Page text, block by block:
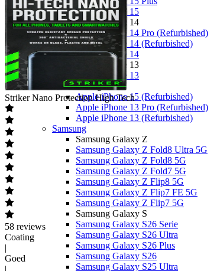
Apple iPhone 15
Apple iPhone 14
Apple iPhone 14 Pro (Refurbished)
Apple iPhone 14 (Refurbished)
Apple iPhone 14
Apple iPhone 13
Apple iPhone 13
Overige
Apple iPhone 15 (Refurbished)
Apple iPhone 13 Pro (Refurbished)
Apple iPhone 13 (Refurbished)
Samsung
Samsung Galaxy Z
Samsung Galaxy Z Fold8 Ultra 5G
Samsung Galaxy Z Fold8 5G
Samsung Galaxy Z Fold7 5G
Samsung Galaxy Z Flip8 5G
Samsung Galaxy Z Flip7 FE 5G
Samsung Galaxy Z Flip7 5G
Samsung Galaxy S
Samsung Galaxy S26 Serie
Samsung Galaxy S26 Ultra
Samsung Galaxy S26 Plus
Samsung Galaxy S26
Samsung Galaxy S25 Ultra
Striker Nano Protection High Tech
58 reviews
Coating
|
Goed
|